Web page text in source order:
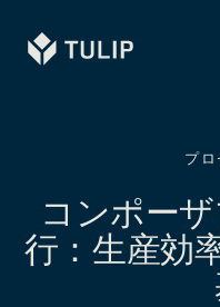
Tulip
プ
コンポー
行：生産効